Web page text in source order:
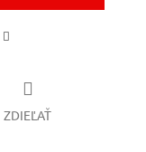
ZDIEĽAŤ